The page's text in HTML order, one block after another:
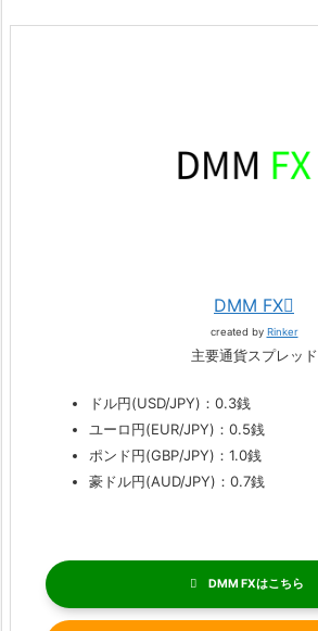
DMM FX
created by Rinker
主要通貨スプレッド
ドル円(USD/JPY)：0.3銭
ユーロ円(EUR/JPY)：0.5銭
ポンド円(GBP/JPY)：1.0銭
豪ドル円(AUD/JPY)：0.7銭
DMM FX